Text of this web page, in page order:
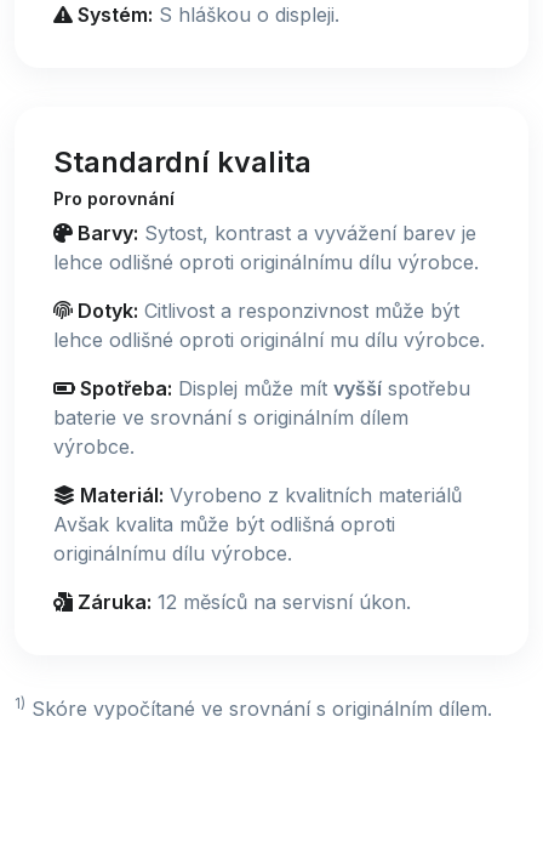
Systém: S hláškou o displeji.
Standardní kvalita
Pro porovnání
Barvy: Sytost, kontrast a vyvážení barev je
lehce odlišné oproti originálnímu dílu výrobce.
Dotyk: Citlivost a responzivnost může být
lehce odlišné oproti originální mu dílu výrobce.
Spotřeba: Displej může mít vyšší spotřebu
baterie ve srovnání s originálním dílem
výrobce.
Materiál: Vyrobeno z kvalitních materiálů
Avšak kvalita může být odlišná oproti
originálnímu dílu výrobce.
Záruka: 12 měsíců na servisní úkon.
1) Skóre vypočítané ve srovnání s originálním dílem.